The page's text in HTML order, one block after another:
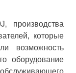
производства
которые
возможность
оборудование